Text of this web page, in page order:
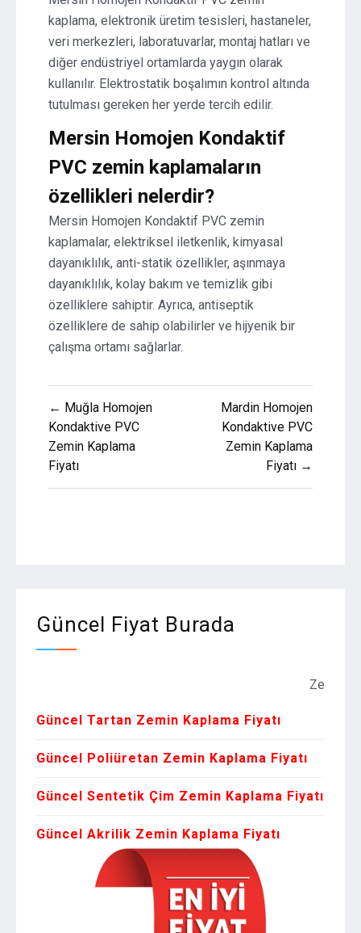
kaplama, elektronik üretim tesisleri, hastaneler,
veri merkezleri, laboratuvarlar, montaj hatları ve
diğer endüstriyel ortamlarda yaygın olarak
kullanılır. Elektrostatik boşalımın kontrol altında
tutulması gereken her yerde tercih edilir.
Mersin Homojen Kondaktif
PVC zemin kaplamaların
özellikleri nelerdir?
Mersin Homojen Kondaktif PVC zemin
kaplamalar, elektriksel iletkenlik, kimyasal
dayanıklılık, anti-statik özellikler, aşınmaya
dayanıklılık, kolay bakım ve temizlik gibi
özelliklere sahiptir. Ayrıca, antiseptik
özelliklere de sahip olabilirler ve hijyenik bir
çalışma ortamı sağlarlar.
Yazı
gezinmesi
← Muğla Homojen
Kondaktive PVC
Zemin Kaplama
Fiyatı
Mardin Homojen
Kondaktive PVC
Zemin Kaplama
Fiyatı →
Güncel Fiyat Burada
Zemin
Güncel Tartan Zemin Kaplama Fiyatı
Güncel Poliüretan Zemin Kaplama Fiyatı
Güncel Sentetik Çim Zemin Kaplama Fiyatı
Güncel Akrilik Zemin Kaplama Fiyatı